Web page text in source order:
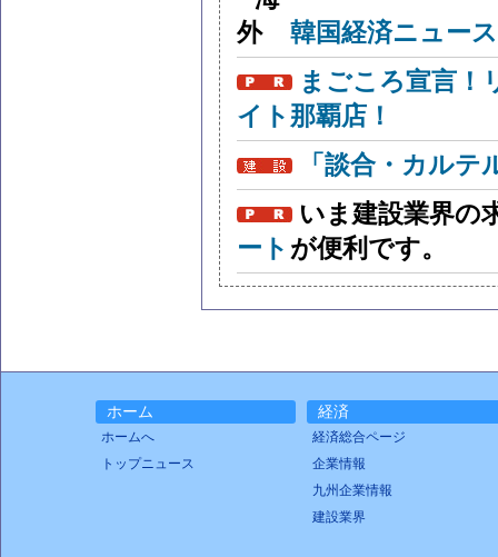
韓国経済ニュー
まごころ宣言！
イト那覇店！
「談合・カル
いま建設業界の
ート が便利です。
ホーム
ホームへ
トップニュース
経済
経済総合ページ
企業情報
九州企業情報
建設業界